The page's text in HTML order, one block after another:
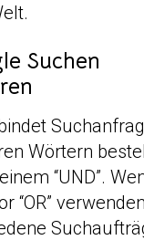
Suchen
Wörtern
“UND”.
“OR”